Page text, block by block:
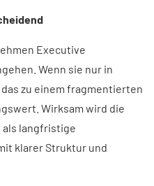
Executive
Wenn sie nur in
zu einem fragmentierten
Wirksam wird die
als langfristige
klarer Struktur und